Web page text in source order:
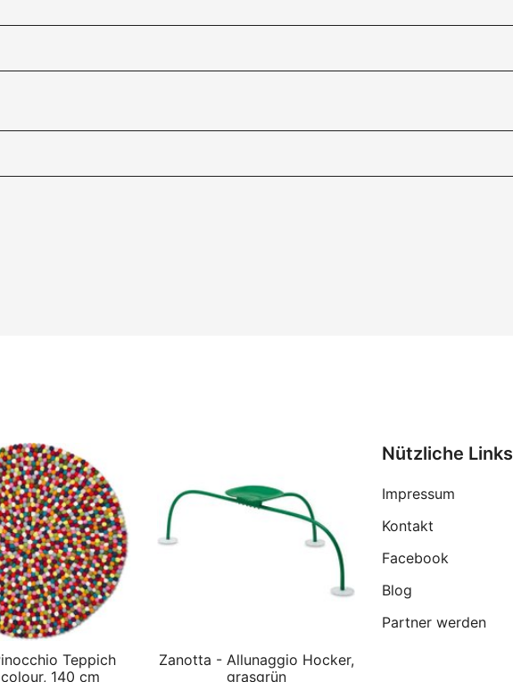
Teppich
140 cm
Zanotta - Allunaggio Hocker,
grasgrün
Nützliche Links
Impressum
Kontakt
Facebook
Blog
Partner werden